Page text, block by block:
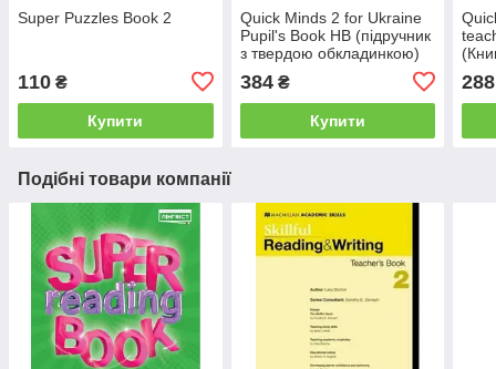
Super Puzzles Book 2
110 ₴
Купити
Quick Minds 2 for Ukraine
Pupil's Book HB (підручник
з твердою обкладинкою)
384₴
Купити
288
Подібні товари компанії